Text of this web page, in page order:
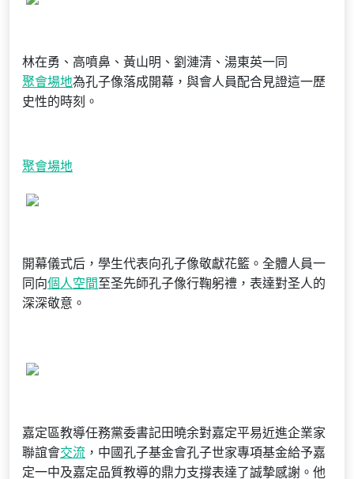
林在勇、高噴鼻、黃山明、劉漣清、湯東英一同
聚會場地為孔子像落成開幕，與會人員配合見證這一歷
史性的時刻。
聚會場地
開幕儀式后，學生代表向孔子像敬獻花籃。全體人員一
同向個人空間至圣先師孔子像行鞠躬禮，表達對圣人的
深深敬意。
嘉定區教導任務黨委書記田曉余對嘉定平易近進企業家
聯誼會交流 ，中國孔子基金會孔子世家專項基金給予嘉
定一中及嘉定品質教導的鼎力支撐表達了誠摯感謝。他